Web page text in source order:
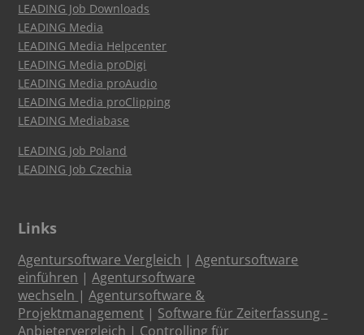
LEADING Job Downloads
LEADING Media
LEADING Media Helpcenter
LEADING Media proDigi
LEADING Media proAudio
LEADING Media proClipping
LEADING Mediabase
LEADING Job Poland
LEADING Job Czechia
Links
Agentursoftware Vergleich |Agentursoftware
einführen |Agentursoftware
wechseln |Agentursoftware &
Projektmanagement | Software für Zeiterfassung -
Anbietervergleich | Controlling für